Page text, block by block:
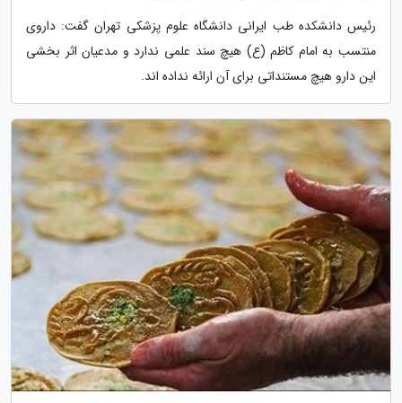
رئیس دانشکده طب ایرانی دانشگاه علوم پزشکی تهران گفت: داروی
منتسب به امام کاظم (ع) هیچ سند علمی ندارد و مدعیان اثر بخشی
این دارو هیچ مستنداتی برای آن ارائه نداده اند.